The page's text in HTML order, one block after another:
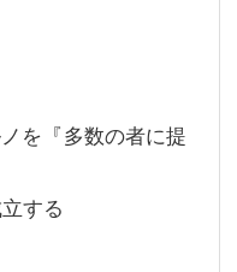
を『多数の者に提
する